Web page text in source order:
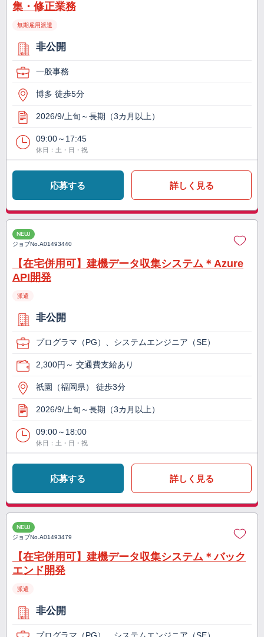
集・修正業務
無期雇用派遣
非公開
一般事務
博多 徒歩5分
2026/9/上旬～長期（3カ月以上）
09:00～17:45
休日：土・日・祝
応募する 詳しく見る
NEW
ジョブNo.A01493440
【在宅併用可】建機データ収集システム＊Azure
API開発
派遣
非公開
プログラマ（PG）、システムエンジニア（SE）
2,300円～ 交通費支給あり
祇園（福岡県） 徒歩3分
2026/9/上旬～長期（3カ月以上）
09:00～18:00
休日：土・日・祝
応募する 詳しく見る
NEW
ジョブNo.A01493479
【在宅併用可】建機データ収集システム＊バック
エンド開発
派遣
非公開